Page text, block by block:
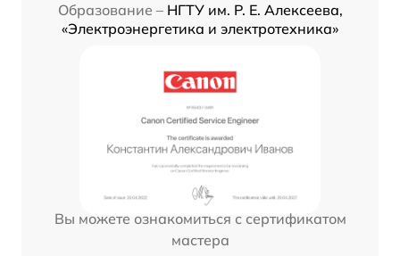
Образование – НГТУ им. Р. Е. Алексеева,
«Электроэнергетика и электротехника»
Вы можете ознакомиться с сертификатом
мастера